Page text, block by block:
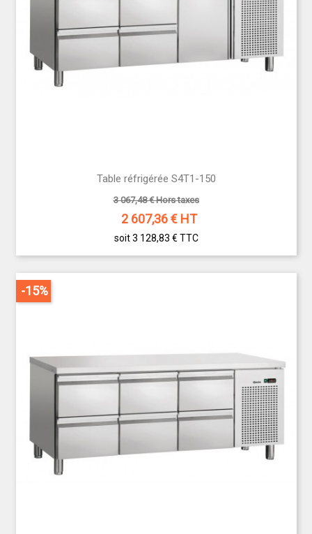
Table réfrigérée S4T1-150
3 067,48 € Hors taxes
2 607,36€ HT
soit 3 128,83 € TTC
-15%